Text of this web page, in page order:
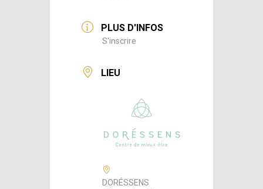
PLUS D'INFOS
S'inscrire
LIEU
DORÉSSENS